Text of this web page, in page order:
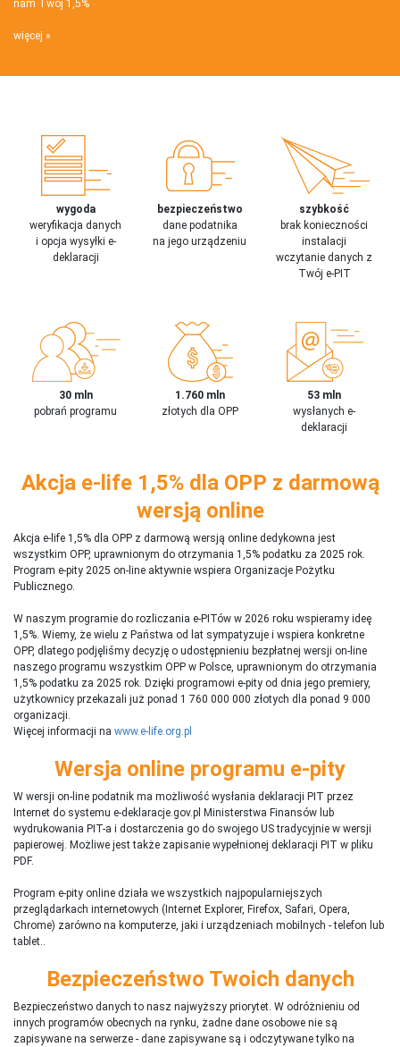
nam Twój 1,5%
więcej
wygoda
weryfikacja danych
i opcja wysyłki e-
deklaracji
bezpieczeństwo
dane podatnika
na jego urządzeniu
szybkość
brak konieczności
instalacji
wczytanie danych z
Twój e-PIT
30 mln
pobrań programu
1.760 mln
złotych dla OPP
53 mln
wysłanych e-
deklaracji
Akcja e-life 1,5% dla OPP z darmową
wersją online
Akcja e-life 1,5% dla OPP z darmową wersją online dedykowna jest
wszystkim OPP, uprawnionym do otrzymania 1,5% podatku za 2025 rok.
Program e-pity 2025 on-line aktywnie wspiera Organizacje Pożytku
Publicznego.
W naszym programie do rozliczania e-PITów w 2026 roku wspieramy ideę
1,5%. Wiemy, że wielu z Państwa od lat sympatyzuje i wspiera konkretne
OPP, dlatego podjęliśmy decyzję o udostępnieniu bezpłatnej wersji on-line
naszego programu wszystkim OPP w Polsce, uprawnionym do otrzymania
1,5% podatku za 2025 rok. Dzięki programowi e-pity od dnia jego premiery,
użytkownicy przekazali już ponad 1 760 000 000 złotych dla ponad 9 000
organizacji.
Więcej informacji na www.e-life.org.pl
Wersja online programu e-pity
W wersji on-line podatnik ma możliwość wysłania deklaracji PIT przez
Internet do systemu e-deklaracje.gov.pl Ministerstwa Finansów lub
wydrukowania PIT-a i dostarczenia go do swojego US tradycyjnie w wersji
papierowej. Możliwe jest także zapisanie wypełnionej deklaracji PIT w pliku
PDF.
Program e-pity online działa we wszystkich najpopularniejszych
przeglądarkach internetowych (Internet Explorer, Firefox, Safari, Opera,
Chrome) zarówno na komputerze, jaki i urządzeniach mobilnych - telefon lub
tablet..
Bezpieczeństwo Twoich danych
Bezpieczeństwo danych to nasz najwyższy priorytet. W odróżnieniu od
innych programów obecnych na rynku, żadne dane osobowe nie są
zapisywane na serwerze - dane zapisywane są i odczytywane tylko na